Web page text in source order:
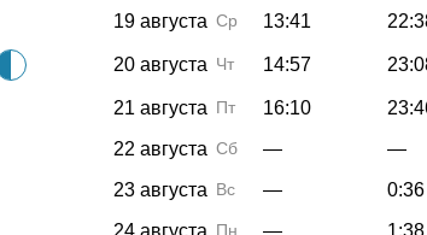
19 августа Ср 13:41
20 августа Чт 14:57
21 августа Пт 16:10
22 августа Сб — —
23 августа Вс — 0:36
Пн